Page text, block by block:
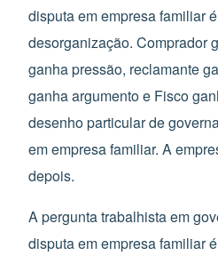
disputa em empresa familiar
desorganização. Comprador
ganha pressão, reclamante
ganha argumento e Fisco
desenho particular de
em empresa familiar. A
depois.
A pergunta trabalhista em
disputa em empresa familiar